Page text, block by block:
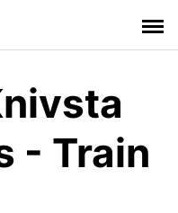
- Train